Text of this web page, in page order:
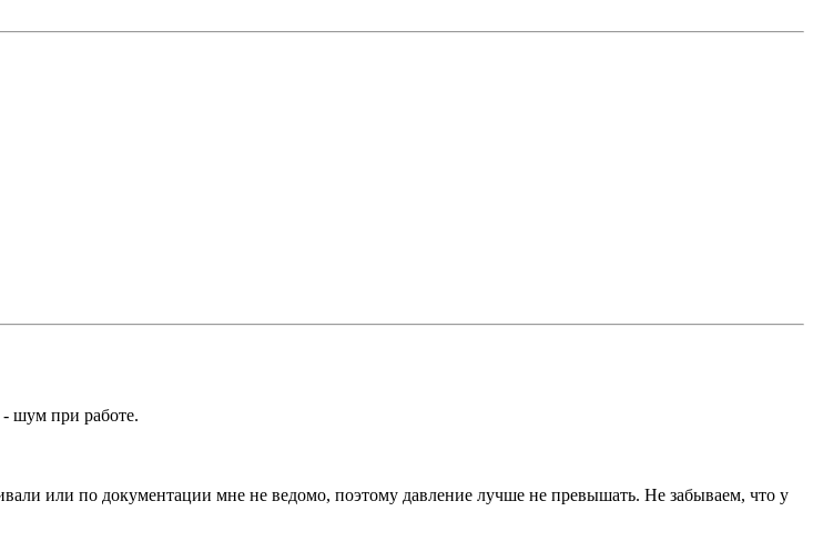
- шум при работе.
или по документации мне не ведомо, поэтому давление лучше не превышать. Не забываем, что у